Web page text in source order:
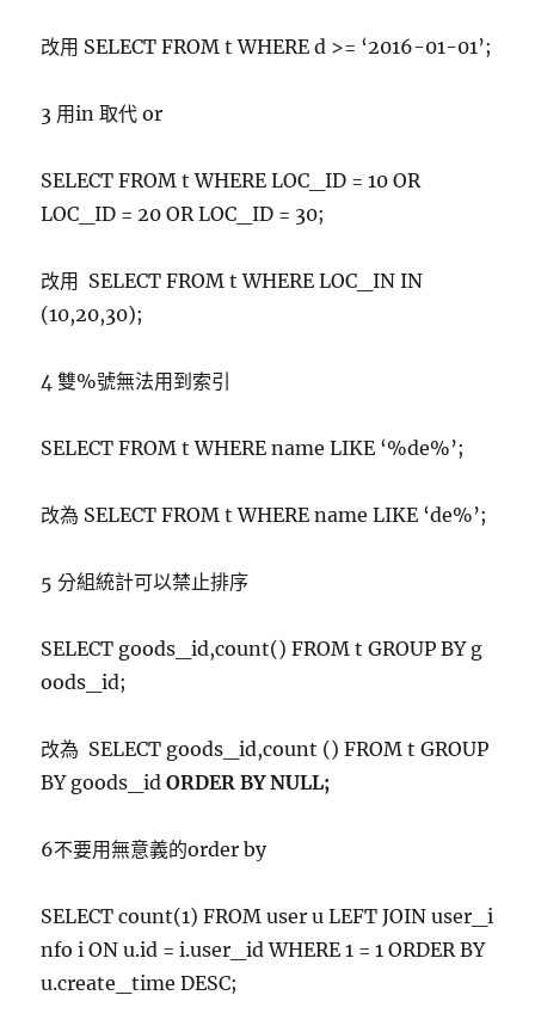
改用 SELECT FROM t WHERE d >= ‘2016-01-01’;
3 用in 取代 or
SELECT FROM t WHERE LOC_ID = 10 OR
LOC_ID = 20 OR LOC_ID = 30;
改用 SELECT FROM t WHERE LOC_IN IN
(10,20,30);
4 雙%號無法用到索引
SELECT FROM t WHERE name LIKE ‘%de%’;
改為 SELECT FROM t WHERE name LIKE ‘de%’;
5 分組統計可以禁止排序
SELECT goods_id,count() FROM t GROUP BY g
oods_id;
改為 SELECT goods_id,count () FROM t GROUP
BY goods_idORDER BY NULL;
6不要用無意義的order by
SELECT count(1) FROM user u LEFT JOIN user_i
nfo i ON u.id = i.user_id WHERE 1 = 1 ORDER BY
u.create_time DESC;